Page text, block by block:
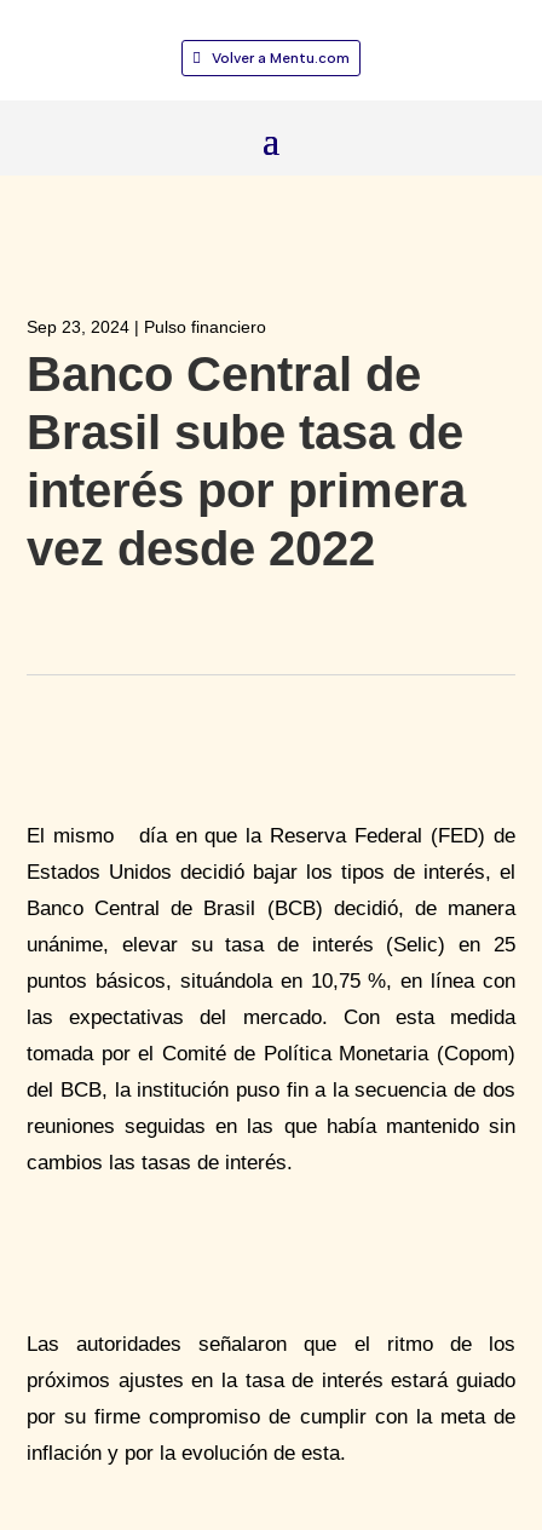
Volver a Mentu.com
Sep 23, 2024 | Pulso financiero
Banco Central de
Brasil sube tasa de
interés por primera
vez desde 2022
El mismo día en que la Reserva Federal (FED) de
Estados Unidos decidió bajar los tipos de interés, el
Banco Central de Brasil (BCB) decidió, de manera
unánime, elevar su tasa de interés (Selic) en 25
puntos básicos, situándola en 10,75 %, en línea con
las expectativas del mercado. Con esta medida
tomada por el Comité de Política Monetaria (Copom)
del BCB, la institución puso fin a la secuencia de dos
reuniones seguidas en las que había mantenido sin
cambios las tasas de interés.
Las autoridades señalaron que el ritmo de los
próximos ajustes en la tasa de interés estará guiado
por su firme compromiso de cumplir con la meta de
inflación y por la evolución de esta.